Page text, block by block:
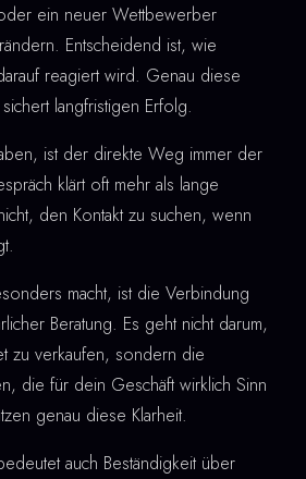
ein neuer Wettbewerber
Entscheidend ist, wie
reagiert wird. Genau diese
langfristigen Erfolg.
ist der direkte Weg immer der
klärt oft mehr als lange
den Kontakt zu suchen, wenn
macht, ist die Verbindung
Beratung. Es geht nicht darum,
zu verkaufen, sondern die
die für dein Geschäft wirklich Sinn
genau diese Klarheit.
auch Beständigkeit über